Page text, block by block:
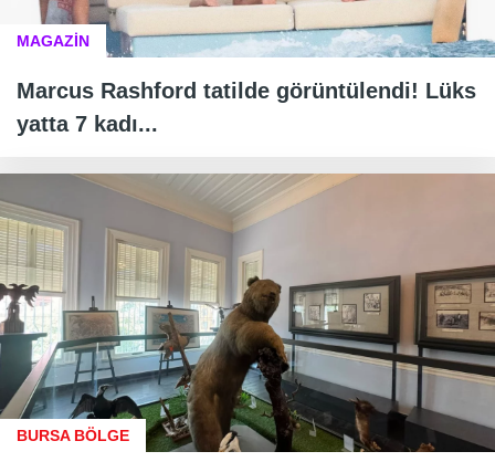
MAGAZİN
Marcus Rashford tatilde görüntülendi! Lüks
yatta 7 kadı...
BURSA BÖLGE